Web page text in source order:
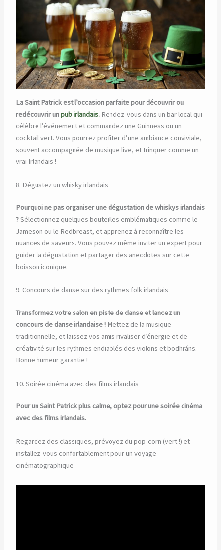
La Saint Patrick est l’occasion parfaite pour découvrir ou
redécouvrir unpub irlandais.Rendez-vous dans un bar local qui
célèbre l’événement et commandez une Guinness ou un
cocktail vert. Vous pourrez profiter d’une ambiance conviviale,
souvent accompagnée de musique live, et trinquer comme un
vrai Irlandais !
8. Dégustez un whisky irlandais
Pourquoi ne pas organiser une dégustation de whiskys irlandais
?Sélectionnez quelques bouteilles emblématiques comme le
Jameson ou le Redbreast, et apprenez à reconnaître les
nuances de saveurs. Vous pouvez même inviter un expert pour
guider la dégustation et partager des anecdotes sur cette
boisson iconique.
9. Concours de danse sur des rythmes folk irlandais
Transformez votre salon en piste de danse et lancez un
concours de danse irlandaise ! Mettez de la musique
traditionnelle, et laissez vos amis rivaliser d’énergie et de
créativité sur les rythmes endiablés des violons et bodhráns.
Bonne humeur garantie !
10. Soirée cinéma avec des films irlandais
Pour un Saint Patrick plus calme, optez pour une soirée cinéma
avec des films irlandais.
Regardez des classiques, prévoyez du pop-corn (vert !) et
installez-vous confortablement pour un voyage
cinématographique.